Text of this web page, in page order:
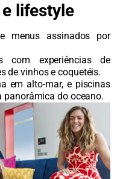
lifestyle
menus assinados por
com experiências de
de vinhos e coquetéis.
em alto-mar, e piscinas
do oceano.